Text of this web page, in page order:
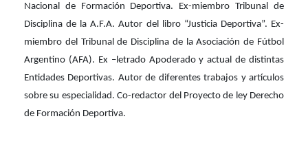
Nacional de Formación Deportiva. Ex-miembro Tribunal de
Disciplina de la A.F.A. Autor del libro “Justicia Deportiva”. Ex-
miembro del Tribunal de Disciplina de la Asociación de Fútbol
Argentino (AFA). Ex –letrado Apoderado y actual de distintas
Entidades Deportivas. Autor de diferentes trabajos y artículos
sobre su especialidad. Co-redactor del Proyecto de ley Derecho
de Formación Deportiva.